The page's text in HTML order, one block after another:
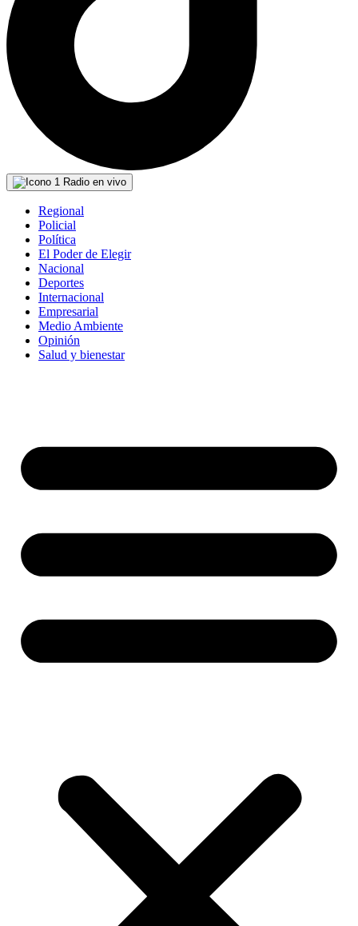
Radio en vivo
Regional
Policial
Política
El Poder de Elegir
Nacional
Deportes
Internacional
Empresarial
Medio Ambiente
Opinión
Salud y bienestar